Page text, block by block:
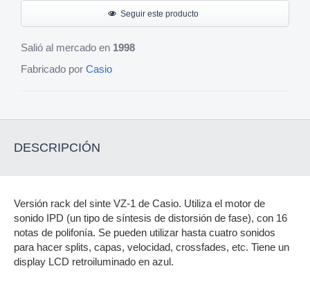
Seguir este producto
Salió al mercado en 1998
Fabricado por Casio
DESCRIPCIÓN
Versión rack del sinte VZ-1 de Casio. Utiliza el motor de
sonido IPD (un tipo de síntesis de distorsión de fase), con 16
notas de polifonía. Se pueden utilizar hasta cuatro sonidos
para hacer splits, capas, velocidad, crossfades, etc. Tiene un
display LCD retroiluminado en azul.